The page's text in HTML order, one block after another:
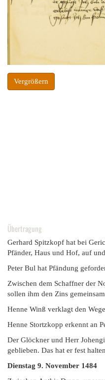
Vergrößern
Übertragung
Gerhard Spitzkopf hat bei
Pfänder, Haus und Hof, auf
Peter Bul hat Pfändung
Zwischen dem Schaffner der
sollen ihm den Zins
Henne Winß verklagt den
Henne Stortzkopp erkennt an
Der Glöckner und Herr
geblieben. Das hat er fest
Dienstag 9. November 1484